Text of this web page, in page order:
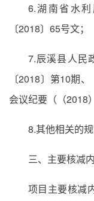
6.湖南省水
〔2018〕65号文；
7.辰溪县人民
〔2018〕第10期
会议纪要（（2018
8.其他相关的
三、主要核减
项目主要核减